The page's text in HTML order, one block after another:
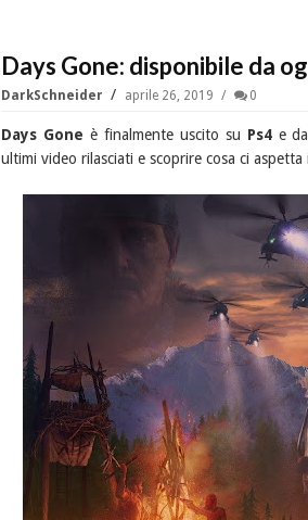
Days Gone: disponibile da
DarkSchneider aprile 26, 2019 0
Days Gone è finalmente uscito su Ps4e
ultimi video rilasciati e scoprire cosa ci